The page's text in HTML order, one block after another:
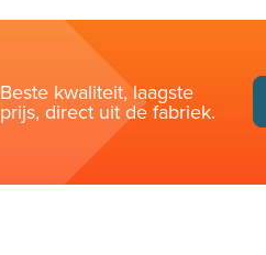
Beste kwaliteit, laagste
prijs, direct uit de fabriek.